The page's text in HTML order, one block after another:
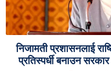
निजामती प्रशासनलाई
प्रतिस्पर्धी बनाउन